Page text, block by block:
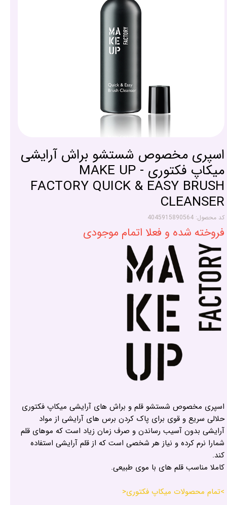
اسپری مخصوص شستشو براش آرایشی
میکاپ فکتوری - MAKE UP
FACTORY QUICK & EASY BRUSH
CLEANSER
کد محصول: 4045915890564
فروخته شده و فعلا اتمام موجودی
اسپری مخصوص شستشو قلم و براش های آرایشی میکاپ فکتوری
حلالی سریع و قوی برای پاک کردن برس های آرایشی از مواد
آرایشی بدون آسیب رساندن و صرف زمان زیاد است که موهای قلم
شمارا نرم کرده و نیاز هر شخصی است که از قلم آرایشی استفاده
کند.
کاملا مناسب قلم های با موی طبیعی.
>تمام محصولات میکاپ فکتوری<